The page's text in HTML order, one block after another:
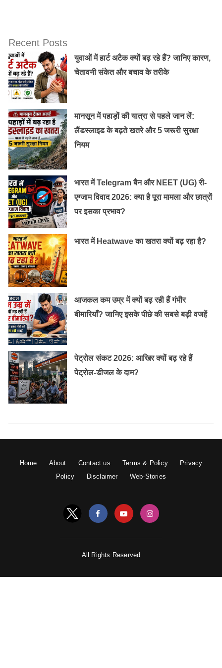
पूर्णिमा भी आती है जिसका विशेष महत्व माना जाता है।
ये भी पढ़ें : तुलसी विवाह: जानिए तुलसी और उसकी पूजा से जुड़ी
महत्वपूर्ण और रोचक बातें
इस दिन चंद्रमा अपनी सोलह कलाओं से शोभायमान होकर अमृत की
वर्षा करते हैं। इसके अंश वृक्षों, नदियों, जलाशयों और वनस्पतियों में
होते हैं इसलिए इनमें सारे रोगों से मुक्ति दिलाने वाले गुण उत्पन्न होते
हैं। मान्यता यह भी है कि माघ पूर्णिमा में स्नान दान करने से सूर्य और
चंद्रमा युक्त दोषों से मुक्ति मिलती है
Recent Posts
युवाओं में हार्ट अटैक क्यों बढ़ रहे हैं? जानिए कारण,
चेतावनी संकेत और बचाव के तरीके
मानसून में पहाड़ों की यात्रा से पहले जान लें:
लैंडस्लाइड के बढ़ते खतरे और 5 जरूरी सुरक्षा
नियम
भारत में Telegram बैन और NEET (UG) री-
एग्जाम विवाद 2026: क्या है पूरा मामला और छात्रों
पर इसका प्रभाव?
भारत में Heatwave का खतरा क्यों बढ़ रहा है?
आजकल कम उम्र में क्यों बढ़ रही हैं गंभीर
बीमारियाँ? जानिए इसके पीछे की सबसे बड़ी वजहें
पेट्रोल संकट 2026: आखिर क्यों बढ़ रहे हैं
पेट्रोल-डीजल के दाम?
Home About Contact us Terms & Policy
Privacy
Policy
Disclaimer Web-Stories
All Rights Reserved